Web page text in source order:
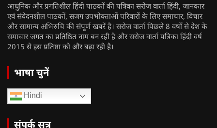
आधुनिक और प्रगतिशील हिंदी पाठकों की पत्रिका सरोज वार्ता हिंदी, जानकार
एवं संवेदनशील पाठकों, सजग उपभोक्ताओं परिवारों के लिए समाचार, विचार
और सामान्य अभिरुचि की संपूर्ण खबरें है। सरोज वार्ता पिछले 8 वर्षों से देश के
समाचार जगत का प्रतिष्ठित नाम बन रही है और सरोज वार्ता पत्रिका हिंदी वर्ष
2015 से इस प्रतिष्ठा को और बढ़ा रही है।
भाषा चुनें
Hindi
संपर्क सूत्र